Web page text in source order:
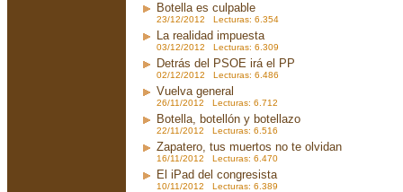
Botella es culpable
23/12/2012 Lecturas: 6.354
La realidad impuesta
03/12/2012 Lecturas: 6.309
Detrás del PSOE irá el PP
02/12/2012 Lecturas: 6.486
Vuelva general
26/11/2012 Lecturas: 6.712
Botella, botellón y botellazo
22/11/2012 Lecturas: 6.516
Zapatero, tus muertos no te olvidan
16/11/2012 Lecturas: 6.470
El iPad del congresista
10/11/2012 Lecturas: 6.389